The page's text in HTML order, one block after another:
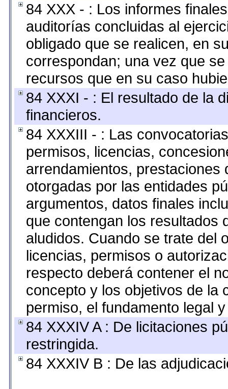
84 XXX - : Los informes
auditorías concluidas al
obligado que se realicen, en
correspondan; una vez que
recursos que en su caso
84 XXXI - : El resultado de la
financieros.
84 XXXIII - : Las
permisos, licencias,
arrendamientos,
otorgadas por las entidades
argumentos, datos finales
que contengan los resultados
aludidos. Cuando se trate del
licencias, permisos o
respecto deberá contener el
concepto y los objetivos de la
permiso, el fundamento legal
84 XXXIV A : De licitaciones
restringida.
84 XXXIV B : De las